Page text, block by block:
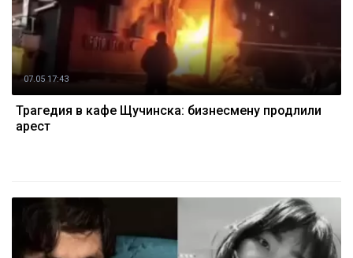
07.05 17:43
Трагедия в кафе Щучинска: бизнесмену продлили
арест